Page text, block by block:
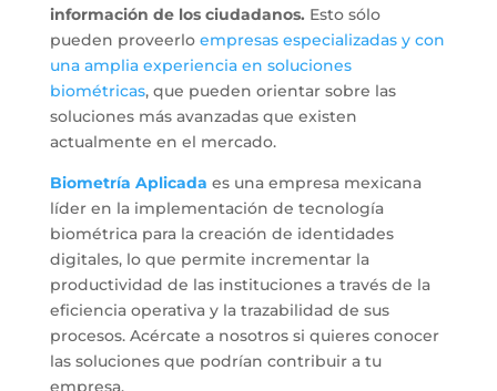
información de los ciudadanos. Esto sólo
pueden proveerlo empresas especializadas y con
una amplia experiencia en soluciones
biométricas, que pueden orientar sobre las
soluciones más avanzadas que existen
actualmente en el mercado.
Biometría Aplicada es una empresa mexicana
líder en la implementación de tecnología
biométrica para la creación de identidades
digitales, lo que permite incrementar la
productividad de las instituciones a través de la
eficiencia operativa y la trazabilidad de sus
procesos. Acércate a nosotros si quieres conocer
las soluciones que podrían contribuir a tu
empresa.